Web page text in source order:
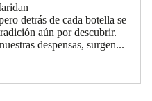
detrás de cada botella se
aún por descubrir.
despensas, surgen...